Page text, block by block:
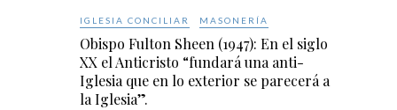
IGLESIA CONCILIAR MASONERÍA
Obispo Fulton Sheen (1947): En el siglo
XX el Anticristo “fundará una anti-
Iglesia que en lo exterior se parecerá a
la Iglesia”.